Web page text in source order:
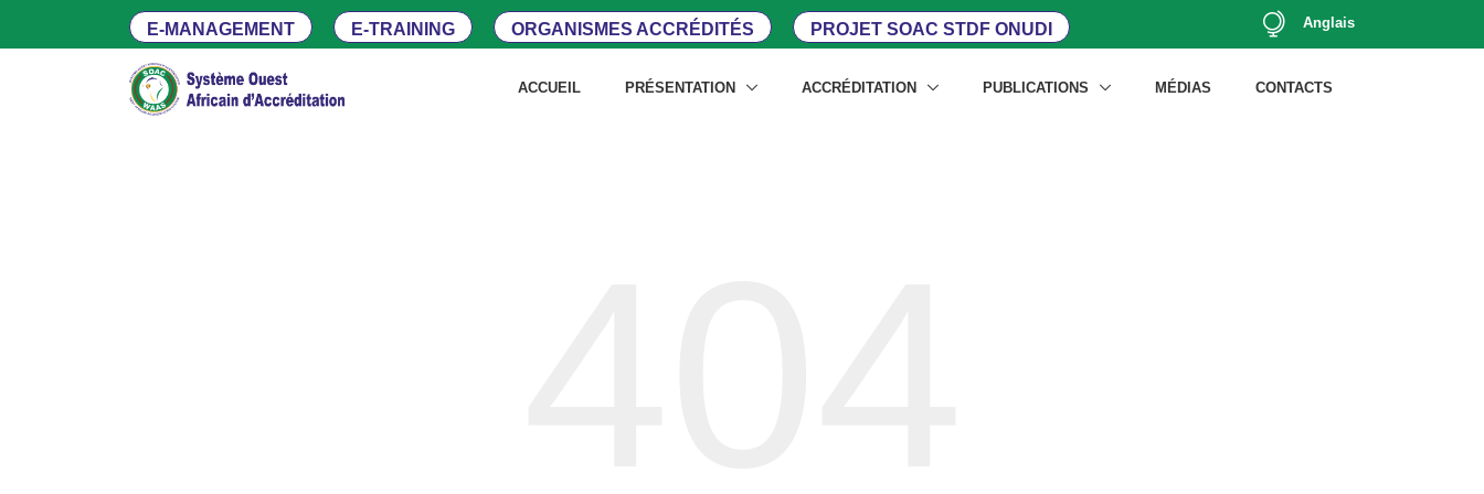
E-MANAGEMENT E-TRAINING ORGANISMES ACCRÉDITÉS PROJET SOAC STDF ONUDI Anglais
ACCUEIL PRÉSENTATION ACCRÉDITATION PUBLICATIONS MÉDIAS CONTACTS